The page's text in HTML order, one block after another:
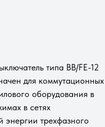
типа ВВ/FE-12
для коммутационных
оборудования в
в сетях
энергии трехфазного